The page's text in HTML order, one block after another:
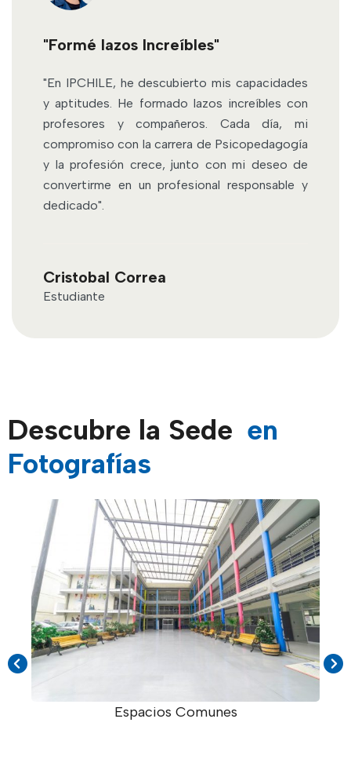
"Estudiantes Preparados"
"He constatado el desarrollo de competencias
disciplinares y sociales en los estudiantes,
evidenciado en la Vinculación con el Medio
Laboral. La construcción de conocimientos
relevantes permite la intervención social y la
integración de la diversidad en distintos
contextos".
Denisse Ruz
Docente
Descubre la Sede en
Fotografías
Taller de Minería